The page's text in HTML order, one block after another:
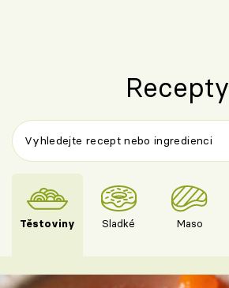
Recepty
Těstoviny Sladké Maso